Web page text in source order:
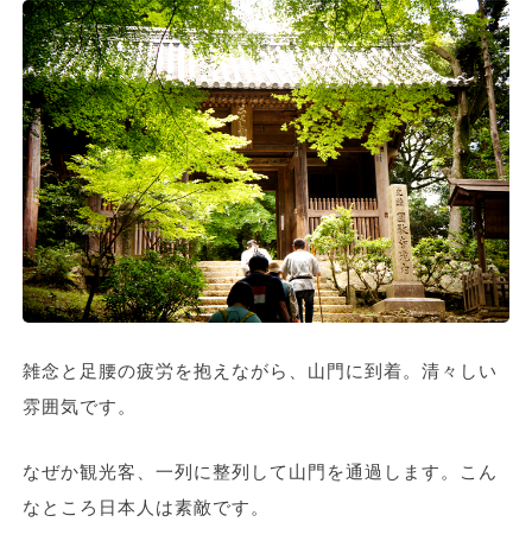
雑念と足腰の疲労を抱えながら、山門に到着。清々しい
雰囲気です。
なぜか観光客、一列に整列して山門を通過します。こん
なところ日本人は素敵です。